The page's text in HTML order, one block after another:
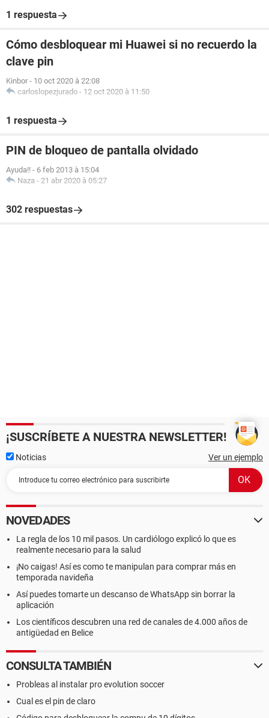
1 respuesta
Cómo desbloquear mi Huawei si no recuerdo la
clave pin
Kinbor - 10 oct 2020 à 22:08
carloslopezjurado - 12 oct 2020 à 11:50
1 respuesta
PIN de bloqueo de pantalla olvidado
Ayuda!! - 6 feb 2013 à 15:04
Naza - 21 abr 2020 à 05:27
302 respuestas
¡SUSCRÍBETE A NUESTRA NEWSLETTER!
Noticias Ver un ejemplo
NOVEDADES
La regla de los 10 mil pasos. Un cardiólogo explicó lo que es
realmente necesario para la salud
¡No caigas! Así es como te manipulan para comprar más en
temporada navideña
Así puedes tomarte un descanso de WhatsApp sin borrar la
aplicación
Los científicos descubren una red de canales de 4.000 años de
antigüedad en Belice
CONSULTA TAMBIÉN
Probleas al instalar pro evolution soccer
Cual es el pin de claro